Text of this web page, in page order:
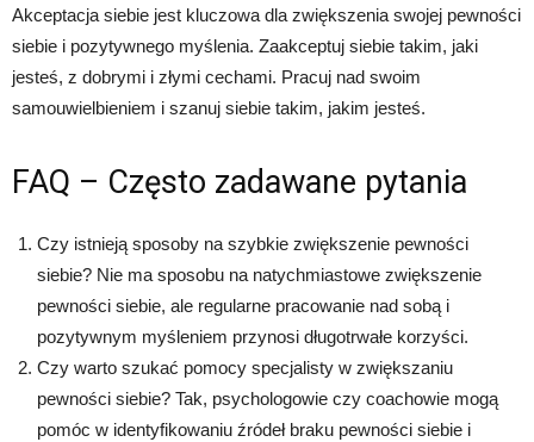
Akceptacja siebie jest kluczowa dla zwiększenia swojej pewności
siebie i pozytywnego myślenia. Zaakceptuj siebie takim, jaki
jesteś, z dobrymi i złymi cechami. Pracuj nad swoim
samouwielbieniem i szanuj siebie takim, jakim jesteś.
FAQ – Często zadawane pytania
Czy istnieją sposoby na szybkie zwiększenie pewności
siebie? Nie ma sposobu na natychmiastowe zwiększenie
pewności siebie, ale regularne pracowanie nad sobą i
pozytywnym myśleniem przynosi długotrwałe korzyści.
Czy warto szukać pomocy specjalisty w zwiększaniu
pewności siebie? Tak, psychologowie czy coachowie mogą
pomóc w identyfikowaniu źródeł braku pewności siebie i